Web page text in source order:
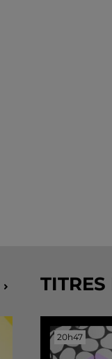
TITRES
20h47
20h47